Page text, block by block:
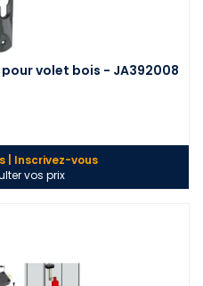
volet bois - JA392008
| Inscrivez-vous
vos prix